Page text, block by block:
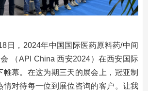
日，2024年中国国际医药原料药/中间
（API China 西安2024）在西安国际
帷幕。在这为期三天的展会上，冠亚制
情对待每一位到展位咨询的客户。让我